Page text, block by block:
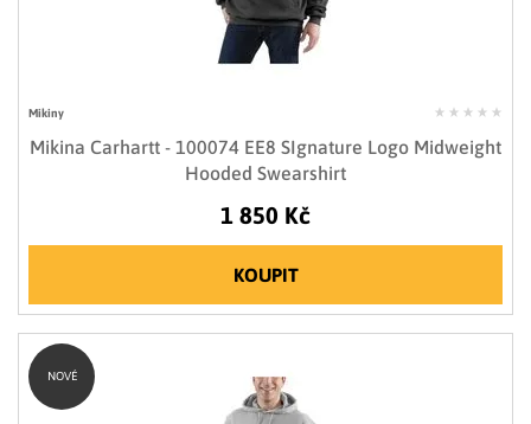
Mikiny
Mikina Carhartt - 100074 EE8 SIgnature Logo Midweight
Hooded Swearshirt
1 850 Kč
KOUPIT
NOVÉ